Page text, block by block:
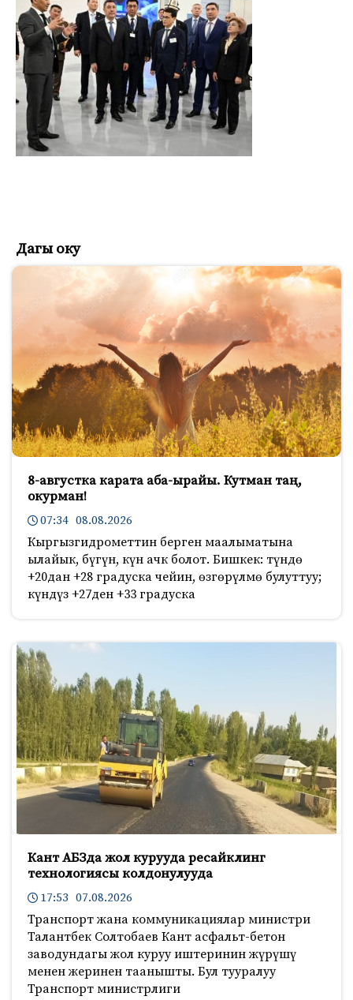
Дагы оку
8-августка карата аба-ырайы. Кутман таң,
окурман!
07:34 08.08.2026
Кыргызгидрометтин берген маалыматына
ылайык, бүгүн, күн ачк болот. Бишкек: түндө
+20дан +28 градуска чейин, өзгөрүлмө булуттуу;
күндүз +27ден +33 градуска
Кант АБЗда жол курууда ресайклинг
технологиясы колдонулууда
17:53 07.08.2026
Транспорт жана коммуникациялар министри
Талантбек Солтобаев Кант асфальт-бетон
заводундагы жол куруу иштеринин жүрүшү
менен жеринен таанышты. Бул тууралуу
Транспорт министрлиги